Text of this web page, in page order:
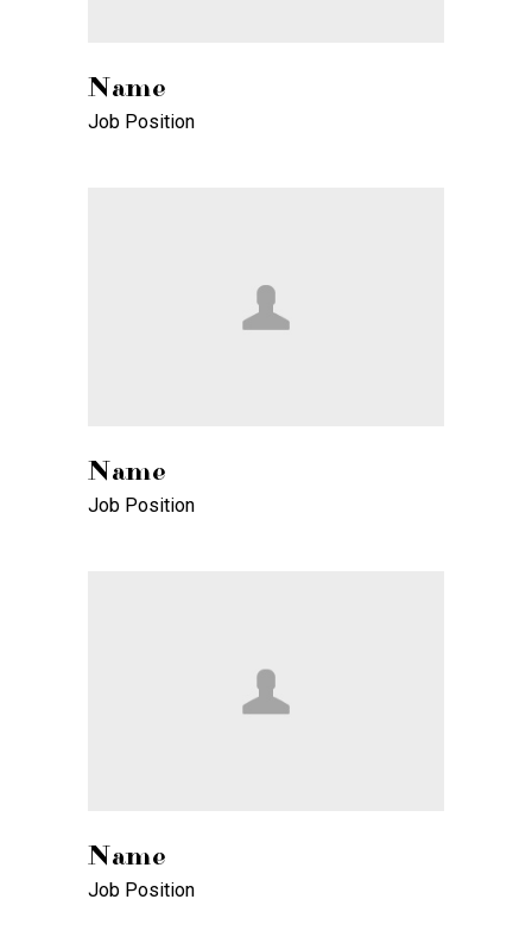
Name
Job Position
Name
Job Position
Name
Job Position